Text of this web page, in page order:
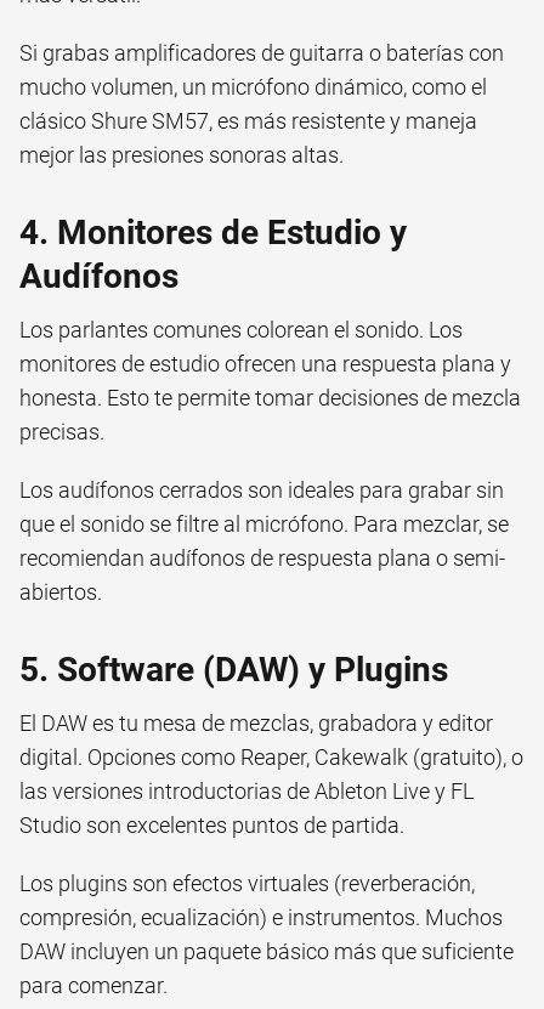
Si grabas amplificadores de guitarra o baterías con
mucho volumen, un micrófono dinámico, como el
clásico Shure SM57, es más resistente y maneja
mejor las presiones sonoras altas.
4. Monitores de Estudio y
Audífonos
Los parlantes comunes colorean el sonido. Los
monitores de estudio ofrecen una respuesta plana y
honesta. Esto te permite tomar decisiones de mezcla
precisas.
Los audífonos cerrados son ideales para grabar sin
que el sonido se filtre al micrófono. Para mezclar, se
recomiendan audífonos de respuesta plana o semi-
abiertos.
5. Software (DAW) y Plugins
El DAW es tu mesa de mezclas, grabadora y editor
digital. Opciones como Reaper, Cakewalk (gratuito), o
las versiones introductorias de Ableton Live y FL
Studio son excelentes puntos de partida.
Los plugins son efectos virtuales (reverberación,
compresión, ecualización) e instrumentos. Muchos
DAW incluyen un paquete básico más que suficiente
para comenzar.